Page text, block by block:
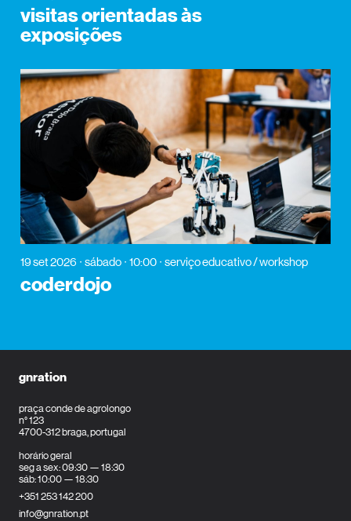
visitas orientadas às
exposições
19 set 2026 sábado 10:00 serviço educativo / workshop
coderdojo
gnration
praça conde de agrolongo
n° 123
4700-312 braga, portugal
horário geral
seg a sex: 09:30 — 18:30
sáb: 10:00 — 18:30
+351 253 142 200
info@gnration.pt